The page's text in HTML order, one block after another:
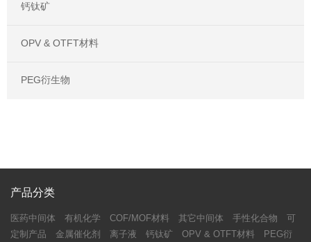
钙钛矿
OPV & OTFT材料
PEG衍生物
产品分类
医药中间体 有机化学 COF/MOF材料 其它中间体 手性化合物
可
定制产品
金属催化剂 离子液 钙钛矿 OPV & OTFT材料 PEG衍